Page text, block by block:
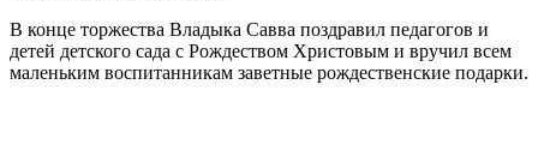
В конце торжества Владыка Савва поздравил педагогов и
детей детского сада с Рождеством Христовым и вручил всем
маленьким воспитанникам заветные рождественские подарки.